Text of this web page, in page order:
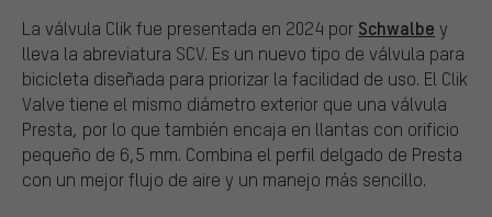
La válvula Clik fue presentada en 2024 por Schwalbe y
lleva la abreviatura SCV. Es un nuevo tipo de válvula para
bicicleta diseñada para priorizar la facilidad de uso. El Clik
Valve tiene el mismo diámetro exterior que una válvula
Presta, por lo que también encaja en llantas con orificio
pequeño de 6,5 mm. Combina el perfil delgado de Presta
con un mejor flujo de aire y un manejo más sencillo.